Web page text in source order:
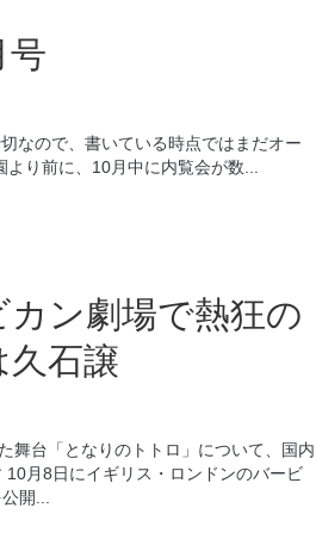
号
なので、書いている時点ではまだオー
り前に、10月中に内覧会が数...
ン劇場で熱狂の
久石譲
舞台「となりのトトロ」について、国内
月8日にイギリス・ロンドンのバービ
開...